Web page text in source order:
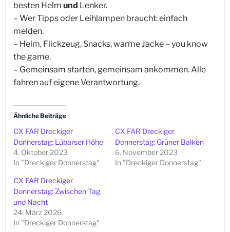
besten Helm und Lenker.
– Wer Tipps oder Leihlampen braucht: einfach
melden.
– Helm, Flickzeug, Snacks, warme Jacke – you know
the game.
– Gemeinsam starten, gemeinsam ankommen. Alle
fahren auf eigene Verantwortung.
Ähnliche Beiträge
CX FAR Dreckiger
Donnerstag: Lübarser Höhe
4. Oktober 2023
In "Dreckiger Donnerstag"
CX FAR Dreckiger
Donnerstag: Grüner Balken
6. November 2023
In "Dreckiger Donnerstag"
CX FAR Dreckiger
Donnerstag: Zwischen Tag
und Nacht
24. März 2026
In "Dreckiger Donnerstag"